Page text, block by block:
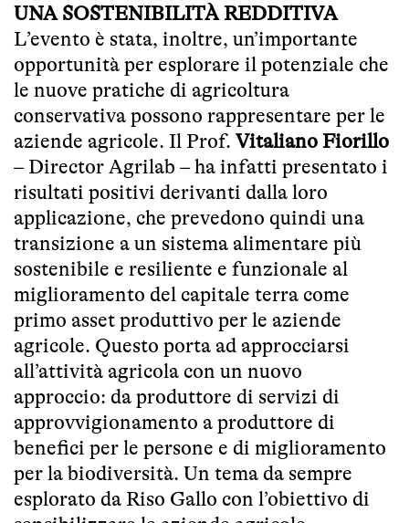
UNA SOSTENIBILITÀ REDDITIVA
L’evento è stata, inoltre, un’importante
opportunità per esplorare il potenziale che
le nuove pratiche di agricoltura
conservativa possono rappresentare per le
aziende agricole. Il Prof. Vitaliano Fiorillo
– Director Agrilab – ha infatti presentato i
risultati positivi derivanti dalla loro
applicazione, che prevedono quindi una
transizione a un sistema alimentare più
sostenibile e resiliente e funzionale al
miglioramento del capitale terra come
primo asset produttivo per le aziende
agricole. Questo porta ad approcciarsi
all’attività agricola con un nuovo
approccio: da produttore di servizi di
approvvigionamento a produttore di
benefici per le persone e di miglioramento
per la biodiversità. Un tema da sempre
esplorato da Riso Gallo con l’obiettivo di